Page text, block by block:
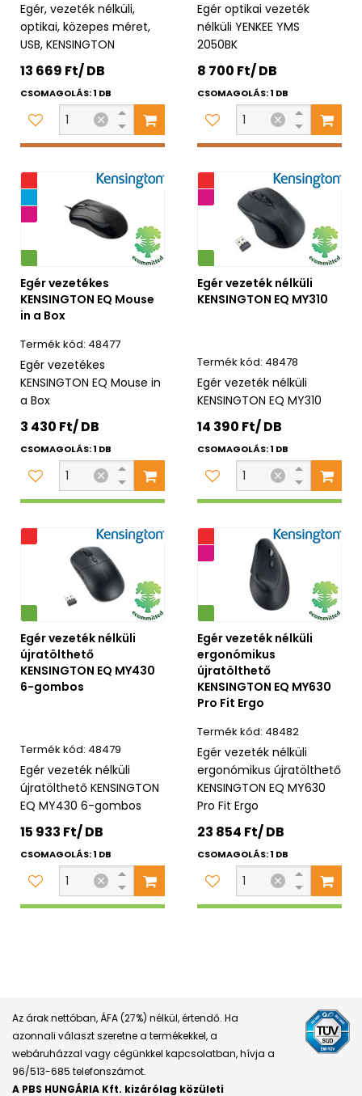
Egér, vezeték nélküli,
optikai, közepes méret,
USB, KENSINGTON
13 669 Ft/ DB
CSOMAGOLÁS: 1 DB
Egér optikai vezeték
nélküli YENKEE YMS
2050BK
8 700 Ft/ DB
CSOMAGOLÁS: 1 DB
Egér vezetékes
KENSINGTON EQ Mouse
in a Box
48477
Egér vezetékes
KENSINGTON EQ Mouse in
a Box
3 430 Ft/ DB
CSOMAGOLÁS: 1 DB
Promóció
Környezetbarát
Egér vezeték nélküli
KENSINGTON EQ MY310
48478
Egér vezeték nélküli
KENSINGTON EQ MY310
14 390 Ft/ DB
CSOMAGOLÁS: 1 DB
Egér vezeték nélküli
újratölthető
KENSINGTON EQ MY430
6-gombos
48479
Egér vezeték nélküli
újratölthető KENSINGTON
EQ MY430 6-gombos
15 933 Ft/ DB
CSOMAGOLÁS: 1 DB
Promóció
Környezetbarát
Egér vezeték nélküli
ergonómikus
újratölthető
KENSINGTON EQ MY630
Pro Fit Ergo
48482
Egér vezeték nélküli
ergonómikus újratölthető
KENSINGTON EQ MY630
Pro Fit Ergo
23 854 Ft/ DB
CSOMAGOLÁS: 1 DB
Az árak nettóban, ÁFA (27%) nélkül, értendő. Ha
azonnali választ szeretne a termékekkel, a
webáruházzal vagy cégünkkel kapcsolatban, hívja a
96/513-685 telefonszámot.
A PBS HUNGÁRIA Kft. kizárólag közületi